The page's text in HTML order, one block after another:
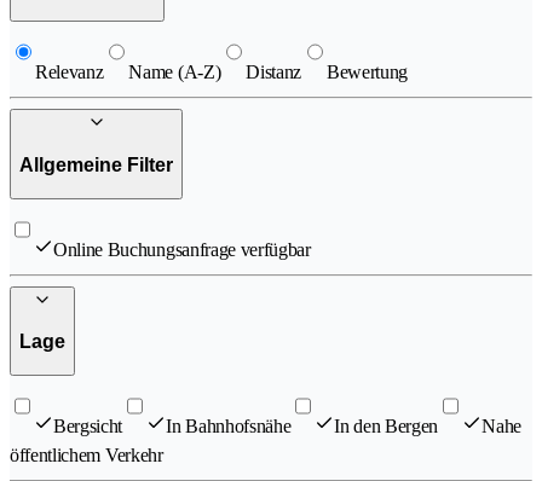
Relevanz Name (A-Z) Distanz Bewertung
Allgemeine Filter
Online Buchungsanfrage verfügbar
Lage
Bergsicht In Bahnhofsnähe In den Bergen
Nahe
öffentlichem Verkehr